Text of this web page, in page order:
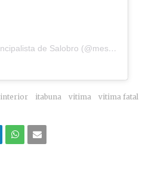
Uma publicação compartilhada por Messias Emancipalista de Salobro (@messiasdojornal)
interior itabuna vitima
vitima fatal